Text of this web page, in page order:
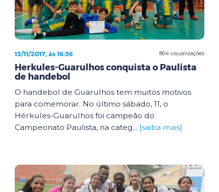
804 visualizações
13/11/2017, às 16:36
Herkules-Guarulhos conquista o Paulista
de handebol
O handebol de Guarulhos tem muitos motivos
para comemorar. No último sábado, 11, o
Hérkules-Guarulhos foi campeão do
Campeonato Paulista, na categ... [saiba mais]